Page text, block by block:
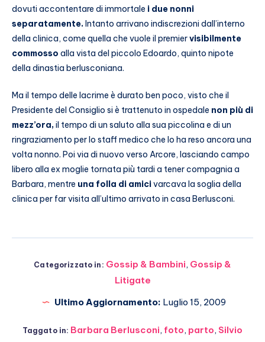
dovuti accontentare di immortale i due nonni
separatamente.Intanto arrivano indiscrezioni dall’interno
della clinica, come quella che vuole il premiervisibilmente
commosso alla vista del piccolo Edoardo, quinto nipote
della dinastia berlusconiana.
Ma il tempo delle lacrime è durato ben poco, visto che il
Presidente del Consiglio si è trattenuto in ospedale non più di
mezz’ora,il tempo di un saluto alla sua piccolina e di un
ringraziamento per lo staff medico che lo ha reso ancora una
volta nonno. Poi via di nuovo verso Arcore, lasciando campo
libero alla ex moglie tornata più tardi a tener compagnia a
Barbara, mentre una folla di amicivarcava la soglia della
clinica per far visita all’ultimo arrivato in casa Berlusconi.
Categorizzato in: Gossip & Bambini, Gossip &
Litigate
Ultimo Aggiornamento: Luglio 15, 2009
Taggato in: Barbara Berlusconi, foto, parto, Silvio